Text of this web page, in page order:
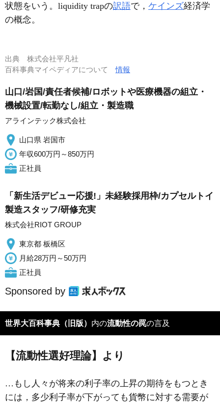
状態をいう。liquidity trapの訳語で， ケインズ経済学
の概念。
出典 株式会社平凡社
百科事典マイペディアについて情報
山口/岩国/責任者候補/ロボットや医療機器の組立・
機械設置/転勤なし/組立・製造職
アラインテック株式会社
山口県 岩国市
年収600万円～850万円
正社員
「新生活デビュー応援!」未経験採用枠/カプセルトイ
製造スタッフ/研修充実
株式会社RIOT GROUP
東京都 板橋区
月給28万円～50万円
正社員
Sponsored by
世界大百科事典（旧版） 内の流動性の罠の言及
【流動性選好理論】より
…もし人々が将来の利子率の上昇の期待をもつとき
には，多少利子率が下がっても貨幣に対する需要が